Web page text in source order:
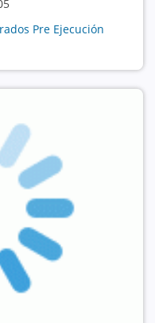
Pre Ejecución